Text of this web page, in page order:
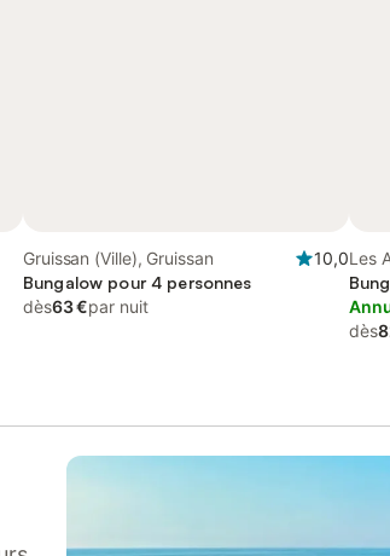
Gruissan (Ville), Gruissan
10,0
Bungalow pour 4 personnes
dès63 €par nuit
Les
dès